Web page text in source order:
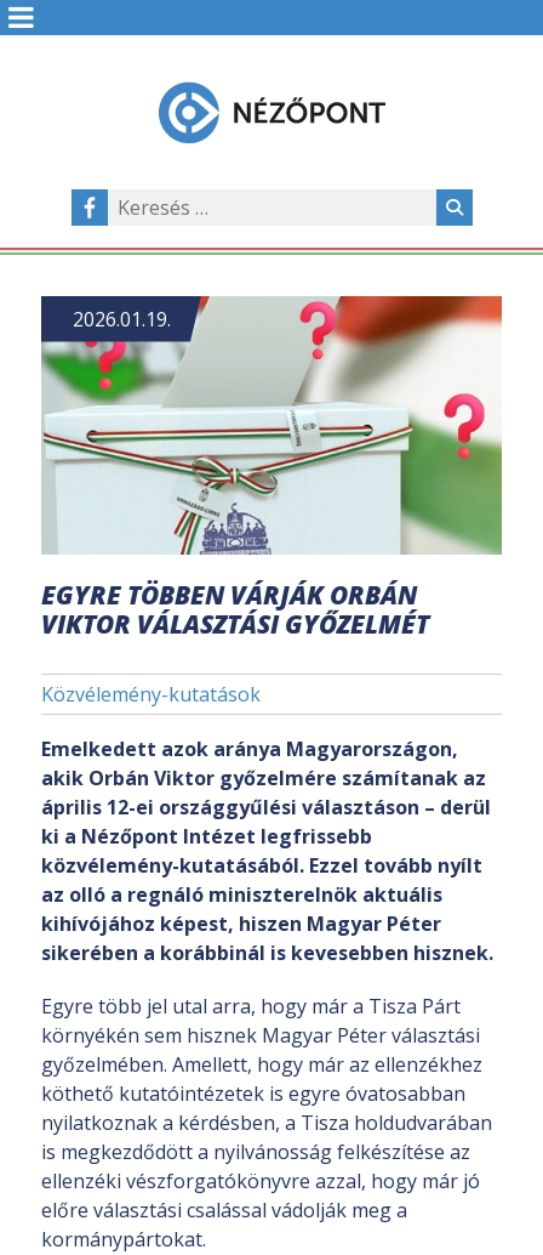
EGYRE TÖBBEN VÁRJÁK ORBÁN
VIKTOR VÁLASZTÁSI GYŐZELMÉT
Közvélemény-kutatások
2026.01.19.
Emelkedett azok aránya Magyarországon,
akik Orbán Viktor győzelmére számítanak az
április 12-ei országgyűlési választáson – derül
ki a Nézőpont Intézet legfrissebb
közvélemény-kutatásából. Ezzel tovább nyílt
az olló a regnáló miniszterelnök aktuális
kihívójához képest, hiszen Magyar Péter
sikerében a korábbinál is kevesebben hisznek.
Egyre több jel utal arra, hogy már a Tisza Párt
környékén sem hisznek Magyar Péter választási
győzelmében. Amellett, hogy már az ellenzékhez
köthető kutatóintézetek is egyre óvatosabban
nyilatkoznak a kérdésben, a Tisza holdudvarában
is megkezdődött a nyilvánosság felkészítése az
ellenzéki vészforgatókönyvre azzal, hogy már jó
előre választási csalással vádolják meg a
kormánypártokat.